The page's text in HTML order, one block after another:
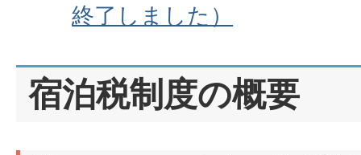
終了しました）
宿泊税制度の概要